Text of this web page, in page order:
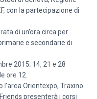
con la partecipazione di
di un’ora circa per
e secondarie di
2015; 14, 21 e 28
ore 12.
l’area Orientexpo, Traxino
presenterà i corsi